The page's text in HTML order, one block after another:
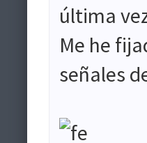
última
Me he
señales